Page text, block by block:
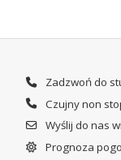
Zadzwoń do
Czujny non
Wyślij do nas
Prognoza